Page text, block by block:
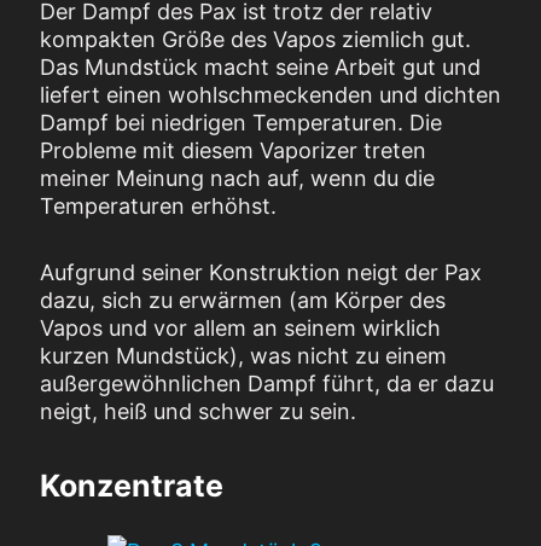
Der Dampf des Pax ist trotz der relativ
kompakten Größe des Vapos ziemlich gut.
Das Mundstück macht seine Arbeit gut und
liefert einen wohlschmeckenden und dichten
Dampf bei niedrigen Temperaturen. Die
Probleme mit diesem Vaporizer treten
meiner Meinung nach auf, wenn du die
Temperaturen erhöhst.
Aufgrund seiner Konstruktion neigt der Pax
dazu, sich zu erwärmen (am Körper des
Vapos und vor allem an seinem wirklich
kurzen Mundstück), was nicht zu einem
außergewöhnlichen Dampf führt, da er dazu
neigt, heiß und schwer zu sein.
Konzentrate